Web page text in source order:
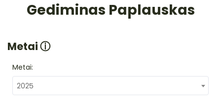
Gediminas Paplauskas
Metaiⓘ
Metai:
2025